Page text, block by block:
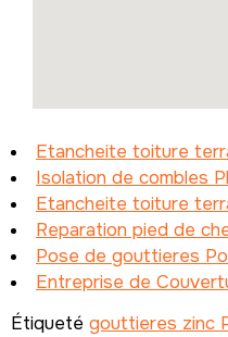
Etancheite toiture
Isolation de combles
Etancheite toiture
Reparation pied de
Pose de gouttieres
Entreprise de
Étiqueté gouttieres zinc